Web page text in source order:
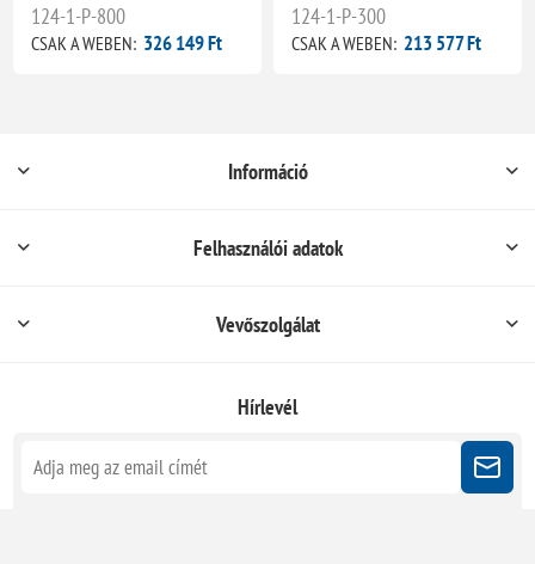
124-1-P-800
CSAK A WEBEN: 326 149 Ft
124-1-P-300
CSAK A WEBEN: 213 577 Ft
Információ
Felhasználói adatok
Vevőszolgálat
Hírlevél